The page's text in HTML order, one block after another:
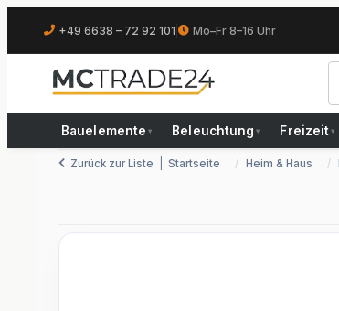
+49 6638 – 72 92 101 Mo–Fr 8–16 Uhr
Bauelemente ▾ Beleuchtung ▾ Freizeit ▾
Zurück zur Liste Startseite Heim & Haus